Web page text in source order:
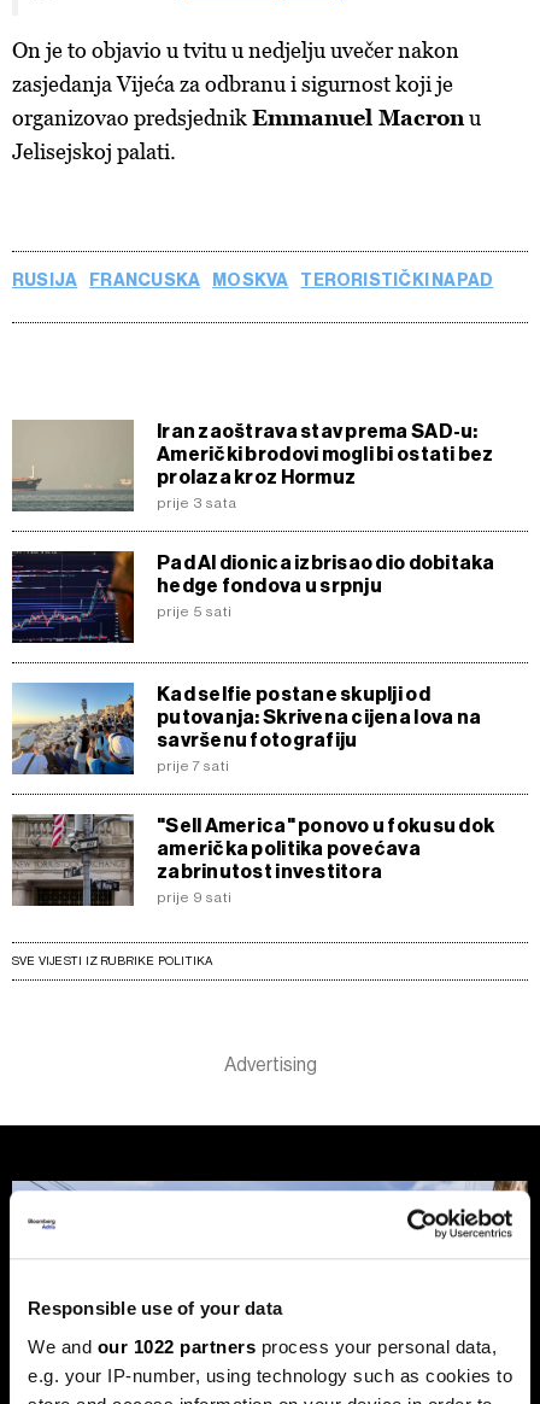
Responsible use of your data
We and our 1022 partners process your personal data,
e.g. your IP-number, using technology such as cookies to
On je to objavio u tvitu u nedjelju uvečer nakon
zasjedanja Vijeća za odbranu i sigurnost koji je
organizovao predsjednikEmmanuel Macronu
Jelisejskoj palati.
RUSIJA FRANCUSKA MOSKVA TERORISTIČKI NAPAD
Iran zaoštrava stav prema SAD-u:
Američki brodovi mogli bi ostati bez
prolaza kroz Hormuz
prije 3 sata
Pad AI dionica izbrisao dio dobitaka
hedge fondova u srpnju
prije 5 sati
Kad selfie postane skuplji od
putovanja: Skrivena cijena lova na
savršenu fotografiju
prije 7 sati
"Sell America" ponovo u fokusu dok
američka politika povećava
zabrinutost investitora
prije 9 sati
SVE VIJESTI IZ RUBRIKE POLITIKA